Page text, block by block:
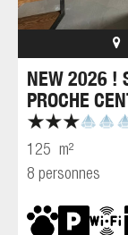
NEW 2026 !
PROCHE
125 m²
8 personnes